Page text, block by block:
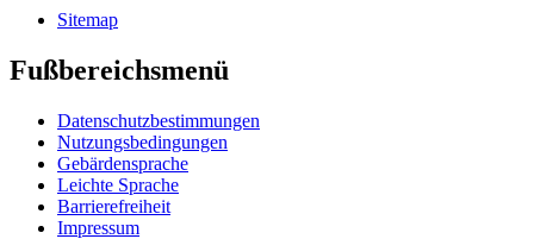
Sitemap
Fußbereichsmenü
Datenschutzbestimmungen
Nutzungsbedingungen
Gebärdensprache
Leichte Sprache
Barrierefreiheit
Impressum